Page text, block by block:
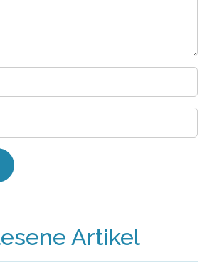
Artikel